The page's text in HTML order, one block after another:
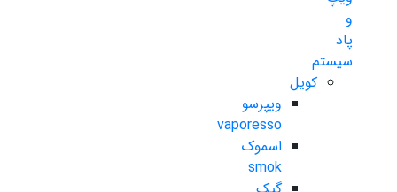
و
پاد
سیستم
کویل
ویپرسو
vaporesso
اسموک
smok